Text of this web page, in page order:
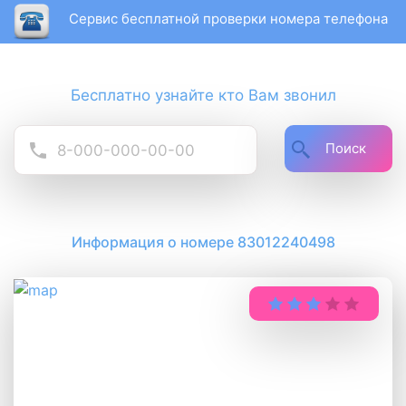
Сервис бесплатной проверки номера телефона
Бесплатно узнайте кто Вам звонил
Поиск
Информация о номере 83012240498